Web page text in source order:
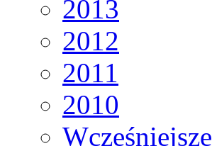
2013
2012
2011
2010
Wcześniejsze